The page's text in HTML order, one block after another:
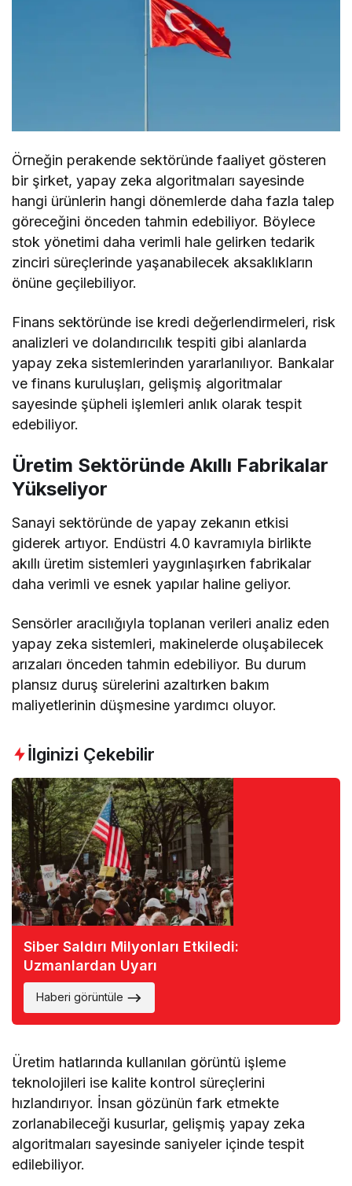
Örneğin perakende sektöründe faaliyet gösteren
bir şirket, yapay zeka algoritmaları sayesinde
hangi ürünlerin hangi dönemlerde daha fazla talep
göreceğini önceden tahmin edebiliyor. Böylece
stok yönetimi daha verimli hale gelirken tedarik
zinciri süreçlerinde yaşanabilecek aksaklıkların
önüne geçilebiliyor.
Finans sektöründe ise kredi değerlendirmeleri, risk
analizleri ve dolandırıcılık tespiti gibi alanlarda
yapay zeka sistemlerinden yararlanılıyor. Bankalar
ve finans kuruluşları, gelişmiş algoritmalar
sayesinde şüpheli işlemleri anlık olarak tespit
edebiliyor.
Üretim Sektöründe Akıllı Fabrikalar
Yükseliyor
Sanayi sektöründe de yapay zekanın etkisi
giderek artıyor. Endüstri 4.0 kavramıyla birlikte
akıllı üretim sistemleri yaygınlaşırken fabrikalar
daha verimli ve esnek yapılar haline geliyor.
Sensörler aracılığıyla toplanan verileri analiz eden
yapay zeka sistemleri, makinelerde oluşabilecek
arızaları önceden tahmin edebiliyor. Bu durum
plansız duruş sürelerini azaltırken bakım
maliyetlerinin düşmesine yardımcı oluyor.
İlginizi Çekebilir
Siber Saldırı Milyonları Etkiledi:
Uzmanlardan Uyarı
Haberi görüntüle
Üretim hatlarında kullanılan görüntü işleme
teknolojileri ise kalite kontrol süreçlerini
hızlandırıyor. İnsan gözünün fark etmekte
zorlanabileceği kusurlar, gelişmiş yapay zeka
algoritmaları sayesinde saniyeler içinde tespit
edilebiliyor.